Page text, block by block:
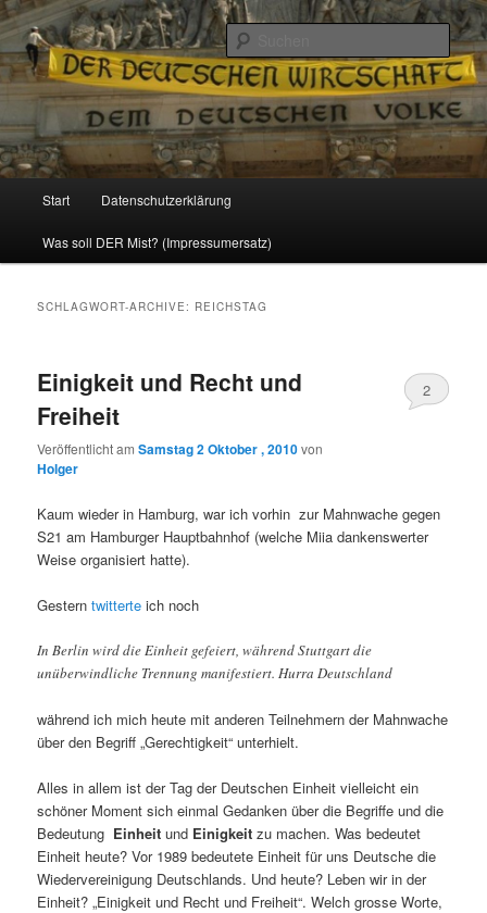
Reizzentrum
Politik, Wirtschaft, Soziales und Gesellschaft
Zum
Inhalt
Zum
sekundären
Start Datenschutzerklärung
Was soll DER Mist? (Impressumersatz)
SCHLAGWORT-ARCHIVE: REICHSTAG
Einigkeit und Recht und
Freiheit
Veröffentlicht amSamstag 2 Oktober , 2010von
Holger
2
Kaum wieder in Hamburg, war ich vorhin zur Mahnwache gegen
S21 am Hamburger Hauptbahnhof (welche Miia dankenswerter
Weise organisiert hatte).
Gesterntwitterte ich noch
In Berlin wird die Einheit gefeiert, während Stuttgart die
unüberwindliche Trennung manifestiert. Hurra Deutschland
während ich mich heute mit anderen Teilnehmern der Mahnwache
über den Begriff „Gerechtigkeit“ unterhielt.
Alles in allem ist der Tag der Deutschen Einheit vielleicht ein
schöner Moment sich einmal Gedanken über die Begriffe und die
Bedeutung Einheit und Einigkeit zu machen. Was bedeutet
Einheit heute? Vor 1989 bedeutete Einheit für uns Deutsche die
Wiedervereinigung Deutschlands. Und heute? Leben wir in der
Einheit? „Einigkeit und Recht und Freiheit“. Welch grosse Worte,